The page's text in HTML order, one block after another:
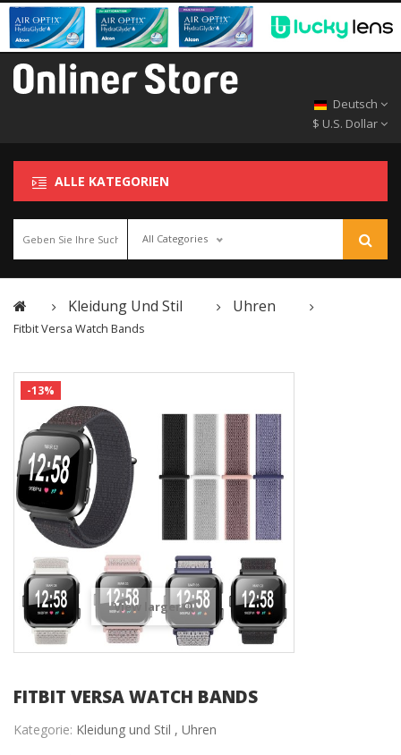
Deutsch
$ U.S. Dollar
ALLE KATEGORIEN
All Categories
Kleidung Und Stil Uhren
Fitbit Versa Watch Bands
-13%
View larger
FITBIT VERSA WATCH BANDS
Kategorie: Kleidung und Stil , Uhren